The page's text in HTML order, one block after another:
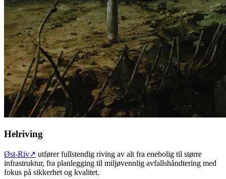
Helriving
Øst-Riv↗ utfører fullstendig riving av alt fra enebolig til større
infrastruktur, fra planlegging til miljøvennlig avfallshåndtering med
fokus på sikkerhet og kvalitet.